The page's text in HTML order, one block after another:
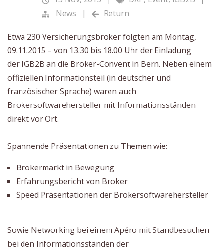
News
| Return
Etwa 230 Versicherungsbroker folgten am Montag,
09.11.2015 – von 13.30 bis 18.00 Uhr der Einladung
der IGB2B an die Broker-Convent in Bern. Neben einem
offiziellen Informationsteil (in deutscher und
französischer Sprache) waren auch
Brokersoftwarehersteller mit Informationsständen
direkt vor Ort.
Spannende Präsentationen zu Themen wie:
Brokermarkt in Bewegung
Erfahrungsbericht von Broker
Speed Präsentationen der Brokersoftwarehersteller
Sowie Networking bei einem Apéro mit Standbesuchen
bei den Informationsständen der